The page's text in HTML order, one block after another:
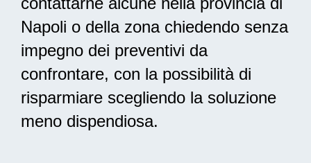
Napoli o della zona chiedendo senza
impegno dei preventivi da
confrontare, con la possibilità di
risparmiare scegliendo la soluzione
meno dispendiosa.